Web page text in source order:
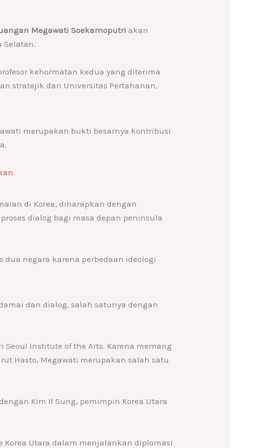
Megawati Soekarnoputri akan
Selatan.
kehormatan kedua yang diterima
stratejik dari Universitas Pertahanan,
merupakan bukti besarnya kontribusi
di Korea, diharapkan dengan
dialog bagi masa depan peninsula
dua negara karena perbedaan ideologi
dan dialog, salah satunya dengan
Institute of the Arts. Karena memang
Hasto, Megawati merupakan salah satu
Kim Il Sung, pemimpin Korea Utara
Korea Utara dalam menjalankan diplomasi